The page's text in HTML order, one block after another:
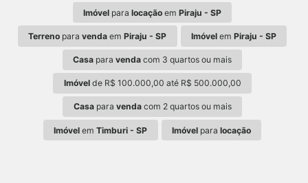
Imóvel para locação em Piraju - SP
Terreno paravenda emPiraju - SP Imóvelem Piraju - SP
Casa para venda com 3 quartos ou mais
Imóvelde R$ 100.000,00 até R$ 500.000,00
Casapara vendacom 2 quartos ou mais
Imóvel emTimburi - SP Imóvelpara locação